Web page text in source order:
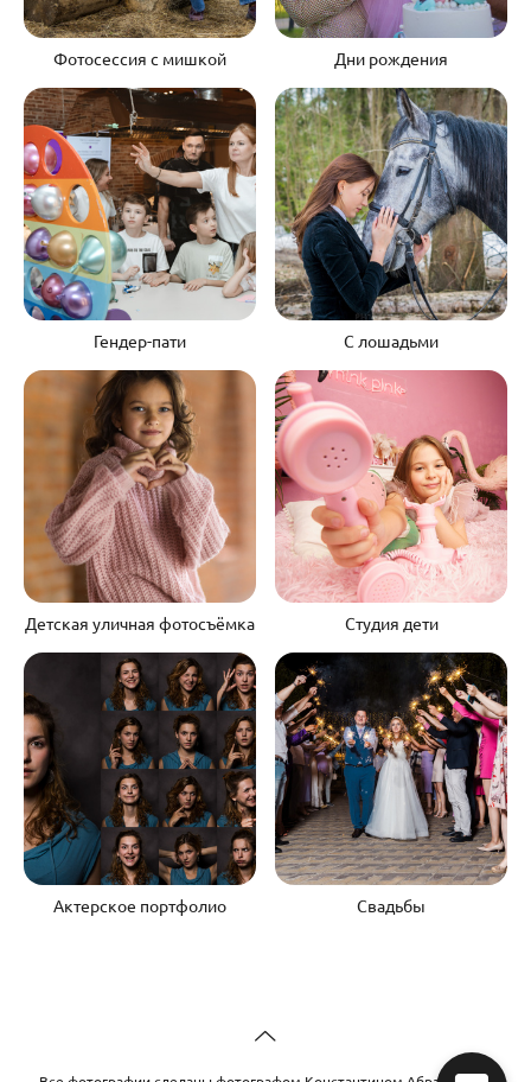
Фотосессия с мишкой Дни рождения
Гендер-пати С лошадьми
Детская уличная фотосъёмка Студия дети
Актерское портфолио Свадьбы